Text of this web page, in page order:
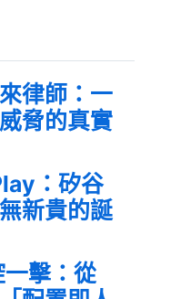
律師：一
脅的真實
：矽谷
新貴的誕
擊：從